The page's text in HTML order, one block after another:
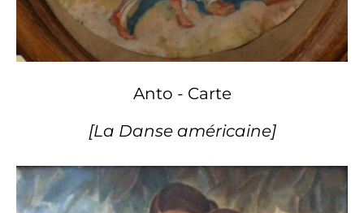
Anto - Carte
[La Danse américaine]